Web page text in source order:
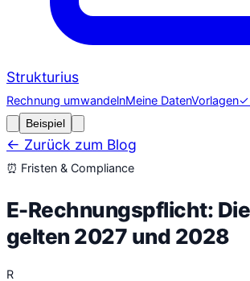
Strukturius
Rechnung umwandelnMeine DatenVorlagen✓
Beispiel
← Zurück zum Blog
⏰ Fristen & Compliance
E-Rechnungspflicht:
gelten 2027 und 2028
R